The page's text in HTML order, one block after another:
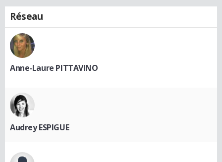
Réseau
Anne-Laure PITTAVINO
Audrey ESPIGUE